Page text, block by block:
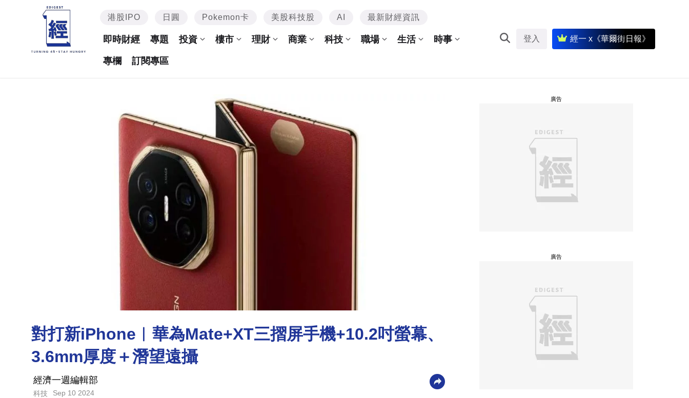
港股IPO 日圓 Pokemon卡 美股科技股 AI 最新財經資訊
即時財經 專題 投資 樓市 理財 商業 科技 職場 生活 時事
專欄 訂閱專區
登入 經一 x《華爾街日報》
對打新iPhone︳華為Mate+XT三摺屏手機+10.2吋螢幕、
3.6mm厚度＋潛望遠攝
經濟一週編輯部
科技 Sep 10 2024
廣告
廣告